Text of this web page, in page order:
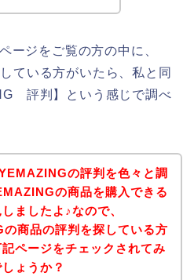
ージをご覧の方の中に、
ている方がいたら、私と同
評判】という感じで調べ
の評判を色々と調
の商品を購入できる
ましたよ♪なので、
商品の評判を探している方
ページをチェックされてみ
ょうか？